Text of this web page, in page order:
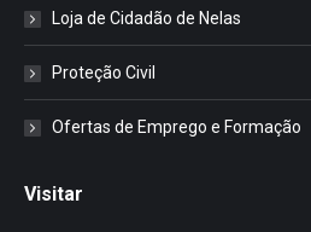
Loja de Cidadão de Nelas
Proteção Civil
Ofertas de Emprego e Formação
Visitar